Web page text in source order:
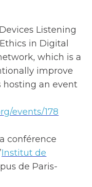
Listening
in Digital
which is a
improve
hosting an event
events/178
conférence
Institut de
de Paris-